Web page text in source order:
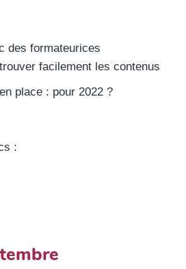
des formateurices
facilement les contenus
place : pour 2022 ?
: